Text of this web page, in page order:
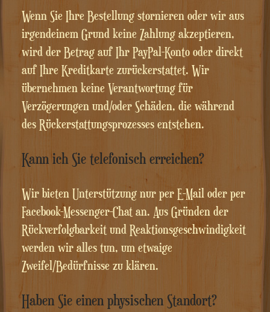
Wenn Sie Ihre Bestellung stornieren oder wir aus
irgendeinem Grund keine Zahlung akzeptieren,
wird der Betrag auf Ihr PayPal-Konto oder direkt
auf Ihre Kreditkarte zurückerstattet. Wir
übernehmen keine Verantwortung für
Verzögerungen und/oder Schäden, die während
des Rückerstattungsprozesses entstehen.
Kann ich Sie telefonisch erreichen?
Wir bieten Unterstützung nur per E-Mail oder per
Facebook-Messenger-Chat an. Aus Gründen der
Rückverfolgbarkeit und Reaktionsgeschwindigkeit
werden wir alles tun, um etwaige
Zweifel/Bedürfnisse zu klären.
Haben Sie einen physischen Standort?